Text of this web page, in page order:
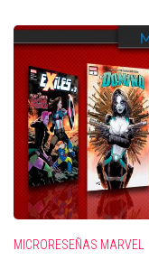
MICRORESEÑAS MARVEL